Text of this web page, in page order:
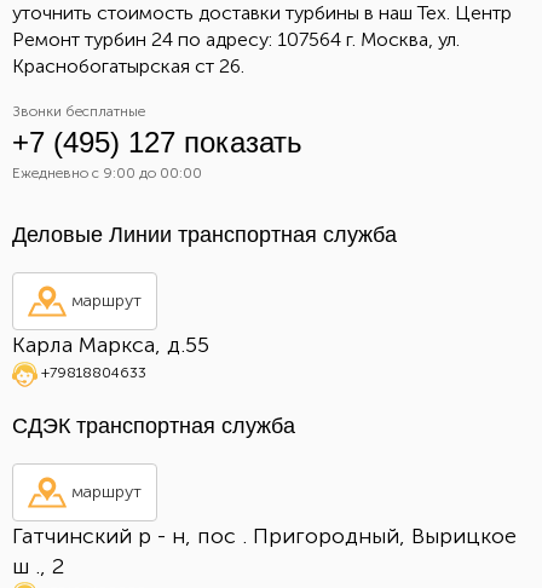
уточнить стоимость доставки турбины в наш Тех. Центр
Ремонт турбин 24 по адресу: 107564 г. Москва, ул.
Краснобогатырская ст 26.
Звонки бесплатные
+7 (495) 127 показать
Ежедневно с 9:00 до 00:00
Деловые Линии транспортная служба
маршрут
Карла Маркса, д.55
+79818804633
СДЭК транспортная служба
маршрут
Гатчинский р - н, пос . Пригородный, Вырицкое
ш ., 2